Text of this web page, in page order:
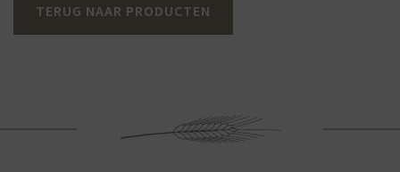
TERUG NAAR PRODUCTEN